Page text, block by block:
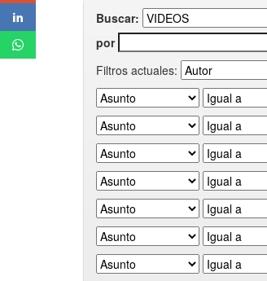
Buscar:
por
Filtros actuales: